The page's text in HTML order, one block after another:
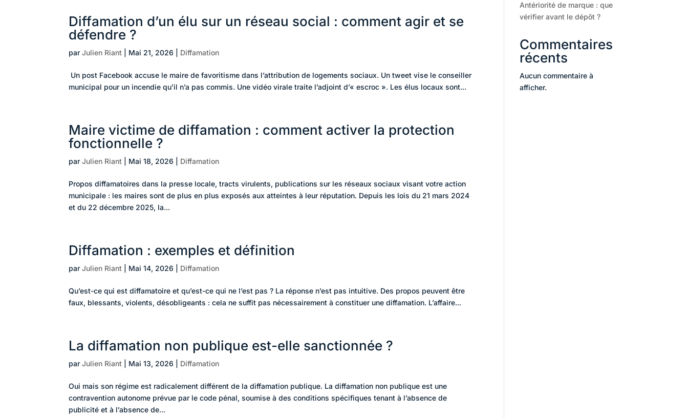
Diffamation d’un élu sur un réseau social : comment agir et se
défendre ?
parJulien Riant Mai 21, 2026 Diffamation
Un post Facebook accuse le maire de favoritisme dans l’attribution de logements sociaux. Un tweet vise le conseiller
municipal pour un incendie qu’il n’a pas commis. Une vidéo virale traite l’adjoint d’« escroc ». Les élus locaux sont...
Maire victime de diffamation : comment activer la protection
fonctionnelle ?
parJulien Riant Mai 18, 2026 Diffamation
Propos diffamatoires dans la presse locale, tracts virulents, publications sur les réseaux sociaux visant votre action
municipale : les maires sont de plus en plus exposés aux atteintes à leur réputation. Depuis les lois du 21 mars 2024
et du 22 décembre 2025, la...
Diffamation : exemples et définition
parJulien Riant Mai 14, 2026 Diffamation
Qu’est-ce qui est diffamatoire et qu’est-ce qui ne l’est pas ? La réponse n’est pas intuitive. Des propos peuvent être
faux, blessants, violents, désobligeants : cela ne suffit pas nécessairement à constituer une diffamation. L’affaire...
La diffamation non publique est-elle sanctionnée ?
parJulien Riant Mai 13, 2026 Diffamation
Oui mais son régime est radicalement différent de la diffamation publique. La diffamation non publique est une
contravention autonome prévue par le code pénal, soumise à des conditions spécifiques tenant à l’absence de
publicité et à l’absence de...
Antériorité de marque : que
vérifier avant le dépôt ?
Commentaires
récents
Aucun commentaire à
afficher.